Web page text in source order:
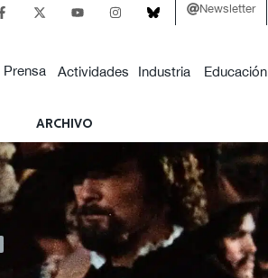
Newsletter
Prensa Actividades Industria Educación
ARCHIVO